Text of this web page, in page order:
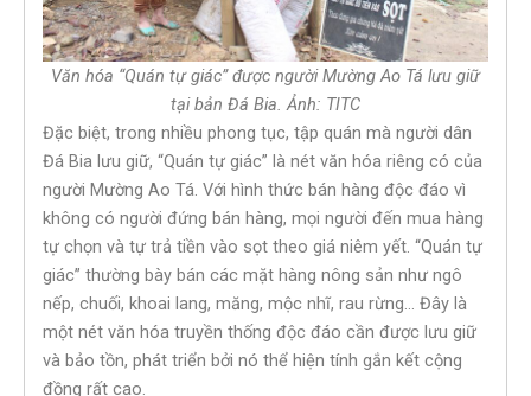
Văn hóa “Quán tự giác” được người Mường Ao Tá lưu giữ
tại bản Đá Bia. Ảnh: TITC
Đặc biệt, trong nhiều phong tục, tập quán mà người dân
Đá Bia lưu giữ, “Quán tự giác” là nét văn hóa riêng có của
người Mường Ao Tá. Với hình thức bán hàng độc đáo vì
không có người đứng bán hàng, mọi người đến mua hàng
tự chọn và tự trả tiền vào sọt theo giá niêm yết. “Quán tự
giác” thường bày bán các mặt hàng nông sản như ngô
nếp, chuối, khoai lang, măng, mộc nhĩ, rau rừng… Đây là
một nét văn hóa truyền thống độc đáo cần được lưu giữ
và bảo tồn, phát triển bởi nó thể hiện tính gắn kết cộng
đồng rất cao.